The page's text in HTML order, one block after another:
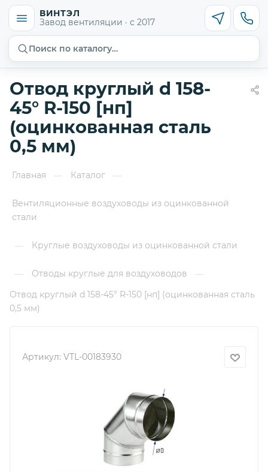
ВИНТЭЛ
Завод вентиляции · с 2017
Поиск по каталогу…
Отвод круглый d 158-
45° R-150 [нп]
(оцинкованная сталь
0,5 мм)
Главная — Каталог —
Вентиляционные воздуховоды из оцинкованной
стали
— Круглые воздуховоды из оцинкованной стали
— Отводы круглые для воздуховодов
—
Отвод круглый d 158-45° R-150 [нп] (оцинкованная сталь
0,5 мм)
Артикул: VTL-00183930